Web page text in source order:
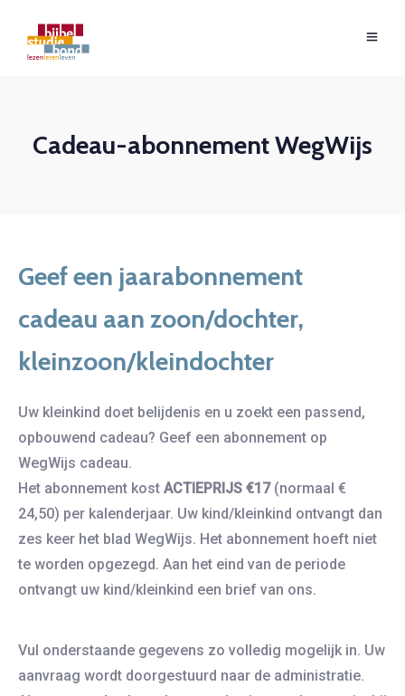
Cadeau-abonnement WegWijs
Geef een jaarabonnement
cadeau aan zoon/dochter,
kleinzoon/kleindochter
Uw kleinkind doet belijdenis en u zoekt een passend,
opbouwend cadeau? Geef een abonnement op
WegWijs cadeau.
Het abonnement kost ACTIEPRIJS €17(normaal €
24,50) per kalenderjaar. Uw kind/kleinkind ontvangt dan
zes keer het blad WegWijs. Het abonnement hoeft niet
te worden opgezegd. Aan het eind van de periode
ontvangt uw kind/kleinkind een brief van ons.
Vul onderstaande gegevens zo volledig mogelijk in. Uw
aanvraag wordt doorgestuurd naar de administratie.